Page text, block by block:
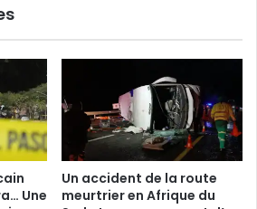
Une
Un accident de la route
meurtrier en Afrique du